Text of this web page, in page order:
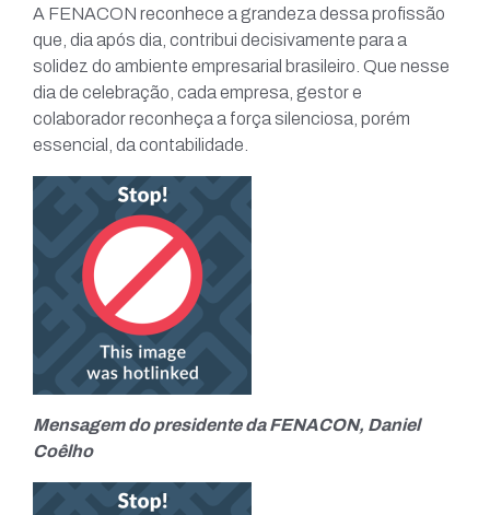
A FENACON reconhece a grandeza dessa profissão
que, dia após dia, contribui decisivamente para a
solidez do ambiente empresarial brasileiro. Que nesse
dia de celebração, cada empresa, gestor e
colaborador reconheça a força silenciosa, porém
essencial, da contabilidade.
Mensagem do presidente da FENACON, Daniel
Coêlho